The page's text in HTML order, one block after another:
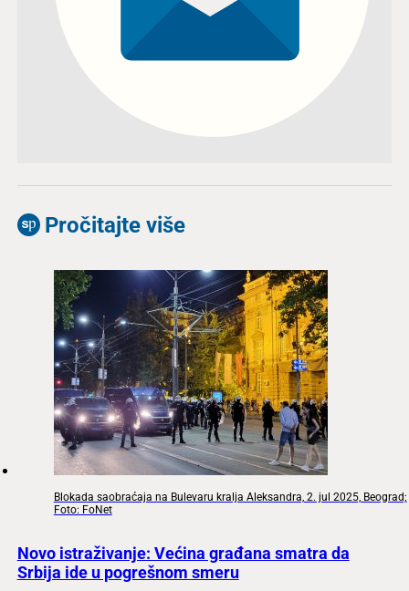
Pročitajte više
Blokada saobraćaja na Bulevaru kralja Aleksandra, 2. jul 2025, Beograd;
Foto: FoNet
Novo istraživanje: Većina građana smatra da
Srbija ide u pogrešnom smeru